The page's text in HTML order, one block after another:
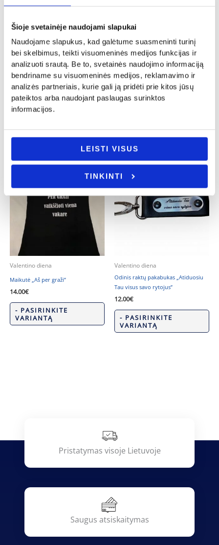
Šioje svetainėje naudojami slapukai
Naudojame slapukus, kad galėtume suasmeninti turinį
bei skelbimus, teikti visuomeninės medijos funkcijas ir
analizuoti srautą. Be to, svetainės naudojimo informaciją
bendriname su visuomeninės medijos, reklamavimo ir
analizės partneriais, kurie gali ją pridėti prie kitos jūsų
pateiktos arba naudojant paslaugas surinktos
informacijos.
LEISTI VISUS
TINKINTI
Valentino diena
Padėkliukas puodeliui „Galvoju apie
Tave”
1.50€
Valentino diena
Termo puodelis ” Žinai aš tave myliu”
16.00€
Valentino diena
Maikutė „Aš per graži”
14.00€
- PASIRINKITE
VARIANTĄ
Valentino diena
Odinis raktų pakabukas „Atiduosiu
Tau visus savo rytojus”
12.00€
- PASIRINKITE
VARIANTĄ
Pristatymas visoje Lietuvoje
Saugus atsiskaitymas